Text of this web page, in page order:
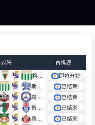
对阵 直播源
格鲁达兹
即将开始
已结束
已结束
已结束
已结束